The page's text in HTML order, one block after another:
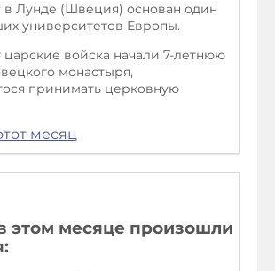
в Лунде (Швеция) основан один
университетов Европы.
царские войска начали 7-летнюю
монастыря,
принимать церковную
месяц
этом месяце произошли